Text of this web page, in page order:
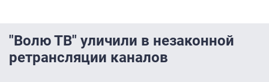
"Волю ТВ" уличили в незаконной
ретрансляции каналов